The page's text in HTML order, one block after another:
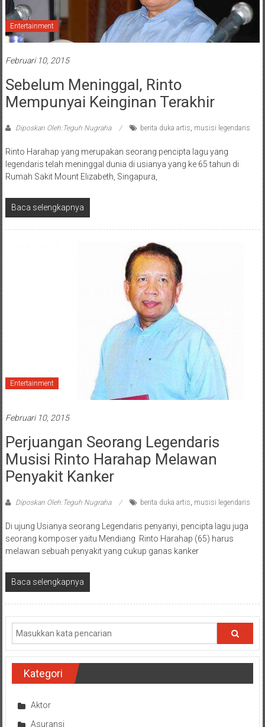
Entertainment
Februari 10, 2015
Sebelum Meninggal, Rinto
Mempunyai Keinginan Terakhir
Diposkan Oleh:Teguh Nugraha berita duka artis, musisi legendaris
Rinto Harahap yang merupakan seorang pencipta lagu yang
legendaris telah meninggal dunia di usianya yang ke 65 tahun di
Rumah Sakit Mount Elizabeth, Singapura,
Baca selengkapnya
Entertainment
Februari 10, 2015
Perjuangan Seorang Legendaris
Musisi Rinto Harahap Melawan
Penyakit Kanker
Diposkan Oleh:Teguh Nugraha berita duka artis musisi legendaris
Di ujung Usianya seorang Legendaris penyanyi, pencipta lagu juga
seorang komposer yaitu Mendiang Rinto Harahap (65) harus
melawan sebuah penyakit yang cukup ganas kanker
Baca selengkapnya
Kategori
Aktor
Asuransi